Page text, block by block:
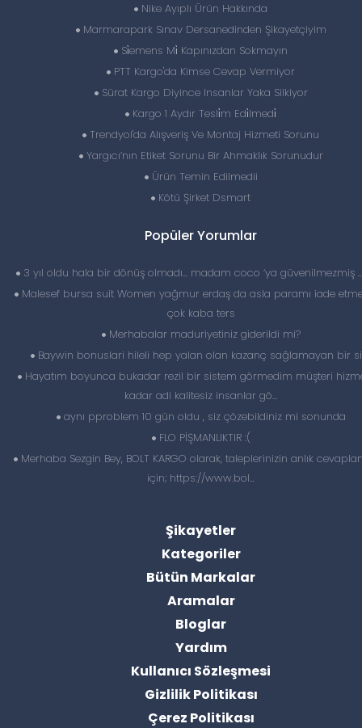
Nike Ayıplı Ürün Hakkında
Marmarapark Sınav Dersanedinden Şikayetçiyim
Si̇emens Mi̇ Kapınızdan Sokmayın
PTT Kargo'da Kimse Cevap Vermiyor
Sürat Kargo Diyince Insanlar Yaka Silkiyor
Kargo 1 Aydır Tesli̇m Edi̇lmedi̇
Trendyol'da Alışveriş Ve Montaj Hizmeti Sorunu
Yargıcı’nın Etiket Sorunu Bir Ahmaklık Sorunudur
Ürün Temin Edilmedii
Kötü Şirket Dsmart
Popüler Yorumlar
3 yıl oldu hala bir dönüş olmadı… madam coco ‘ya güvenilmezmiş
Malesef bursa suit Women yağmur erdaş da asla paramı iade
çok kaba ters
Merhabalar maduriyetiniz giderildi mi?
Baywin bonuslari hileli hep yalan olan kazanç sağlamayan bir
Hayatım boyunca bukadar rezil bir sistem görmedim müşteri
kadar adi kalitesiz insanlar gö...
aynı pproblem 10 gün oldu , siz çözebildiniz mi sonunda
FLO PİŞMANLIKTIR :(
Merhaba Sezgin Bey, BOLT KARGO olarak, taleplerinizin anlık
için; https://www.bol...
Şikayetler
Kategoriler
Bütün Markalar
Aramalar
Bloglar
Yardım
Kullanıcı Sözleşmesi
Gizlilik Politikası
Çerez Politikası